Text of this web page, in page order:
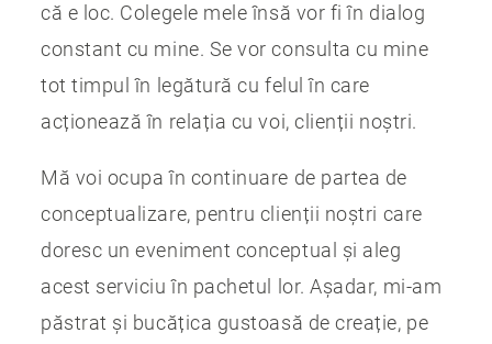
că e loc. Colegele mele însă vor fi în dialog
constant cu mine. Se vor consulta cu mine
tot timpul în legătură cu felul în care
acționează în relația cu voi, clienții noștri.
Mă voi ocupa în continuare de partea de
conceptualizare, pentru clienții noștri care
doresc un eveniment conceptual și aleg
acest serviciu în pachetul lor. Așadar, mi-am
păstrat și bucățica gustoasă de creație, pe